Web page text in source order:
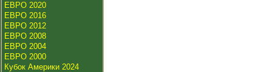
ЕВРО 2020
ЕВРО 2016
ЕВРО 2012
ЕВРО 2008
ЕВРО 2004
ЕВРО 2000
Кубок Америки 2024